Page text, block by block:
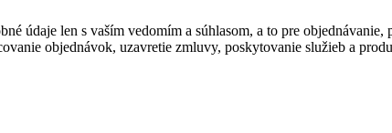
údaje len s vaším vedomím a súhlasom, a to pre
objednávok, uzavretie zmluvy, poskytovanie služieb a